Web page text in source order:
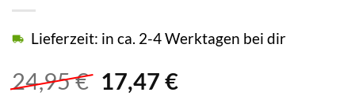
24,95€ Ursprünglicher
17,47 €Aktueller
Lieferzeit: in ca. 2-4 Werktagen bei dir